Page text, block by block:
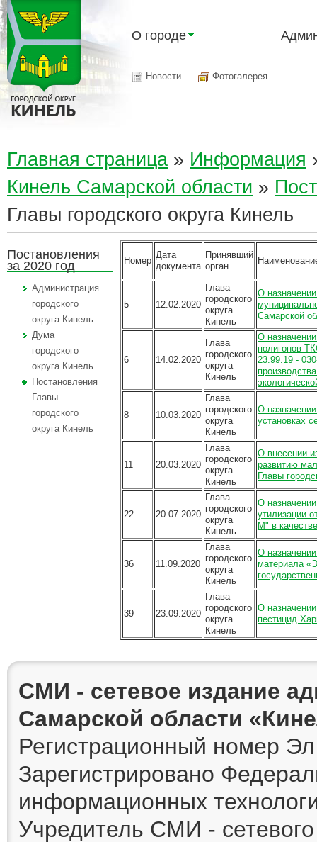
О городе
Новости Фотогалерея
Главная страница » Информация
Кинель Самарской области »
Главы городского округа Кинель
Постановления
за 2020 год
Администрация
городского
округа Кинель
Дума
городского
округа Кинель
Постановления
Главы
городского
округа Кинель
Номер
Дата
документа
Принявший
орган
5 12.02.2020
Глава
городского
округа
Кинель
О
Самарской
6 14.02.2020
Глава
городского
округа
Кинель
О
полигонов
23.99.19 -
8 10.03.2020
Глава
городского
округа
Кинель
О
установках
11 20.03.2020
Глава
городского
округа
Кинель
О внесении
развитию
Главы
22 20.07.2020
Глава
городского
округа
Кинель
О
утилизации
М" в
36 11.09.2020
Глава
городского
округа
Кинель
О
материала
39 23.09.2020
Глава
городского
округа
Кинель
О
пестицид
СМИ - сетевое издание
Самарской области
Регистрационный номер
Зарегистрировано
информационных
Учредитель СМИ -